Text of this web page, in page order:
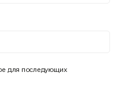
для последующих